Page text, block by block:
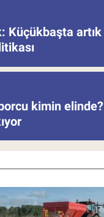
Küçükbaşta artık
kimin elinde?